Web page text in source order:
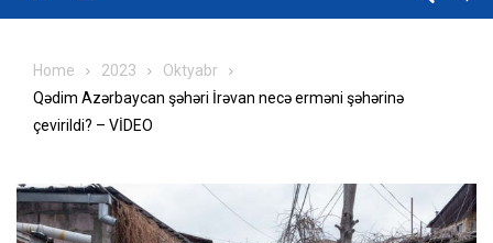
Home 2023
Oktyabr
Qədim Azərbaycan şəhəri İrəvan necə erməni şəhərinə
çevirildi? – VİDEO